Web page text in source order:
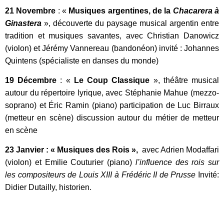
21 Novembre : « Musiques argentines, de la Chacarera à
Ginastera », découverte du paysage musical argentin entre
tradition et musiques savantes, avec Christian Danowicz
(violon) et Jérémy Vannereau (bandonéon) invité : Johannes
Quintens (spécialiste en danses du monde)
19 Décembre : « Le Coup Classique », théâtre musical
autour du répertoire lyrique, avec Stéphanie Mahue (mezzo-
soprano) et Éric Ramin (piano) participation de Luc Birraux
(metteur en scène) discussion autour du métier de metteur
en scène
23 Janvier : « Musiques des Rois », avec Adrien Modaffari
(violon) et Emilie Couturier (piano) l’influence des rois sur
les compositeurs de Louis XIII à Frédéric II de Prusse Invité:
Didier Dutailly, historien.